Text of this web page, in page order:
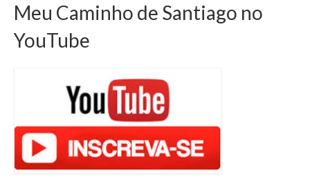
Meu Caminho de Santiago no
YouTube